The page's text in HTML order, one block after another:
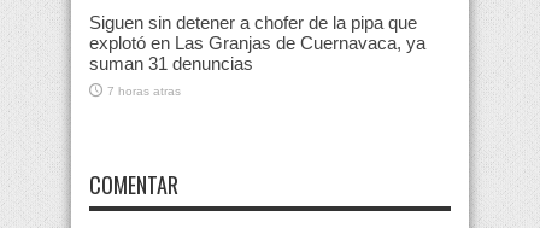
Siguen sin detener a chofer de la pipa que
explotó en Las Granjas de Cuernavaca, ya
suman 31 denuncias
7 horas atras
COMENTAR